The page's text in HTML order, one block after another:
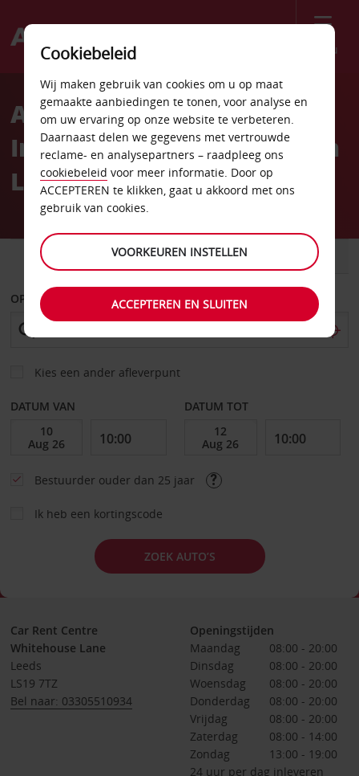
Menu
Welcome
AvisAutoverhuur bij
Internationale luchthaven
Leeds Bradford
BESTELWAGEN
OPHALEN OP
Kies een ander afleverpunt
DATUM VAN DATUM TOT
Bestuurder ouder dan 25 jaar
Ik heb een kortingscode
ZOEK AUTO’S
Car Rent Centre
Whitehouse Lane
Leeds
LS19 7TZ
Bel naar: 03305510934
Openingstijden
Maandag
08:00 - 20:00
Dinsdag
08:00 - 20:00
Woensdag
08:00 - 20:00
Donderdag
08:00 - 20:00
Vrijdag
08:00 - 20:00
Zaterdag
08:00 - 14:00
Zondag
13:00 - 19:00
24 uur per dag inleveren
Cookiebeleid
Wij maken gebruik van cookies om u op maat
gemaakte aanbiedingen te tonen, voor analyse en
om uw ervaring op onze website te verbeteren.
Daarnaast delen we gegevens met vertrouwde
reclame- en analysepartners – raadpleeg ons
cookiebeleid voor meer informatie. Door op
ACCEPTEREN te klikken, gaat u akkoord met ons
gebruik van cookies.
VOORKEUREN INSTELLEN
ACCEPTEREN EN SLUITEN